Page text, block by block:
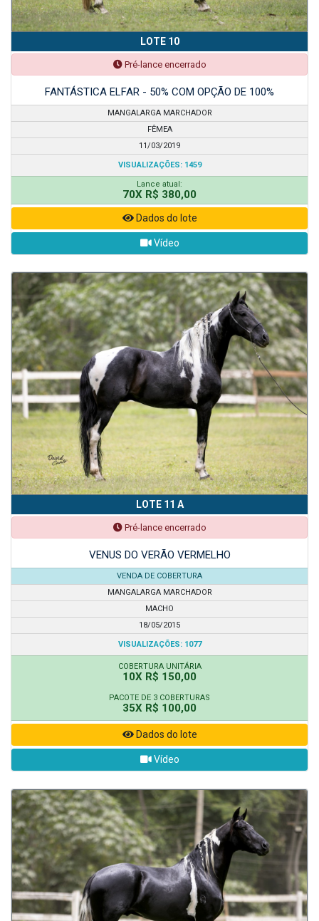
LOTE 10
Pré-lance encerrado
FANTÁSTICA ELFAR - 50% COM OPÇÃO DE 100%
MANGALARGA MARCHADOR
FÊMEA
11/03/2019
VISUALIZAÇÕES: 1459
Lance atual:
70X R$ 380,00
Dados do lote
Vídeo
LOTE 11 A
Pré-lance encerrado
VENUS DO VERÃO VERMELHO
VENDA DE COBERTURA
MANGALARGA MARCHADOR
MACHO
18/05/2015
VISUALIZAÇÕES: 1077
COBERTURA UNITÁRIA
10X R$ 150,00
PACOTE DE 3 COBERTURAS
35X R$ 100,00
Dados do lote
Vídeo